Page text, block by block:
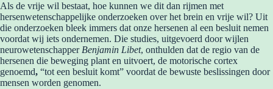
Als de vrije wil bestaat, hoe kunnen we dit dan rijmen met
hersenwetenschappelijke onderzoeken over het brein en vrije wil? Uit
die onderzoeken bleek immers dat onze hersenen al een besluit nemen
voordat wij iets ondernemen. Die studies, uitgevoerd door wijlen
neurowetenschapper Benjamin Libet, onthulden dat de regio van de
hersenen die beweging plant en uitvoert, de motorische cortex
genoemd, “tot een besluit komt” voordat de bewuste beslissingen door
mensen worden genomen.